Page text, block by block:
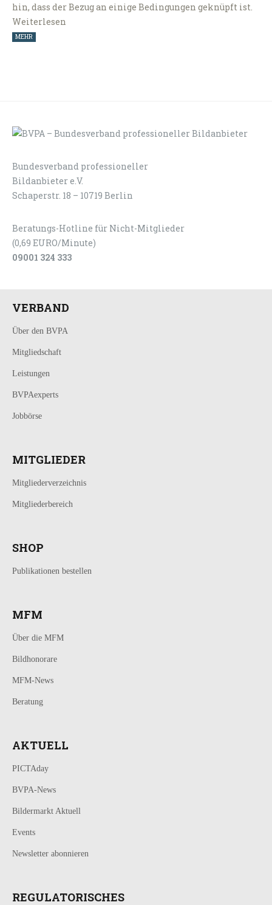
hin, dass der Bezug an einige Bedingungen geknüpft ist.
Weiterlesen
MEHR
Bundesverband professioneller
Bildanbieter e.V.
Schaperstr. 18 – 10719 Berlin
Beratungs-Hotline für Nicht-Mitglieder
(0,69 EURO/Minute)
09001 324 333
VERBAND
Über den BVPA
Mitgliedschaft
Leistungen
BVPAexperts
Jobbörse
MITGLIEDER
Mitgliederverzeichnis
Mitgliederbereich
SHOP
Publikationen bestellen
MFM
Über die MFM
Bildhonorare
MFM-News
Beratung
AKTUELL
PICTAday
BVPA-News
Bildermarkt Aktuell
Events
Newsletter abonnieren
REGULATORISCHES